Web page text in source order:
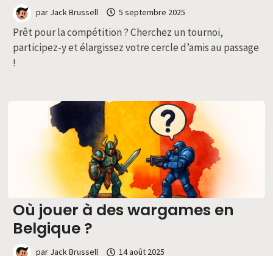
par Jack Brussell 5 septembre 2025
Prêt pour la compétition ? Cherchez un tournoi,
participez-y et élargissez votre cercle d’amis au passage
!
Où jouer à des wargames en
Belgique ?
par Jack Brussell 14 août 2025